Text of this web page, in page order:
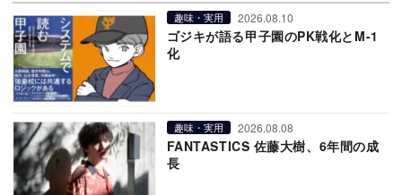
趣味・実用 2026.08.10
ゴジキが語る甲子園のPK戦化とM-1
化
趣味・実用 2026.08.08
FANTASTICS 佐藤大樹、6年間の成
長